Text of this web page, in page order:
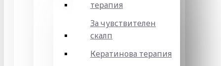
терапия
За чувствителен
скалп
Кератинова терапия